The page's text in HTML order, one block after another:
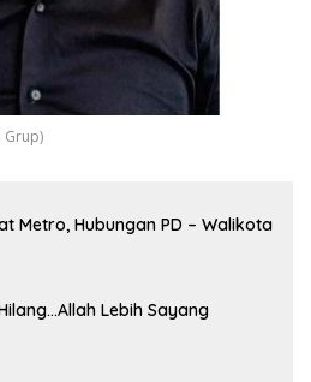
Grup)
Metro, Hubungan PD – Walikota
Lebih Sayang